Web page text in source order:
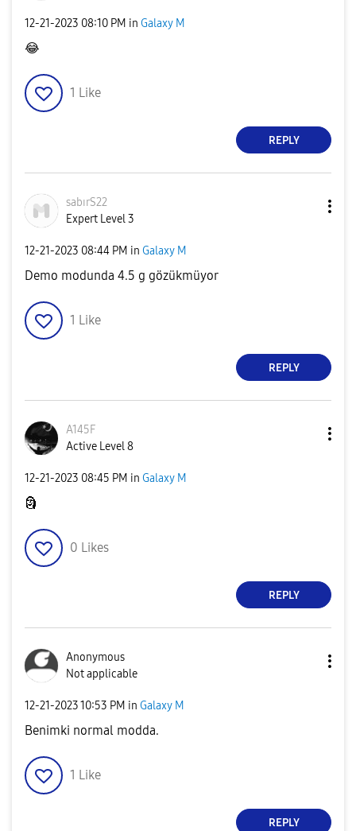
‎12-21-2023 08:10 PM in Galaxy M
😂
1 Like
REPLY
sabırS22
Expert Level 3
‎12-21-2023 08:44 PM in Galaxy M
Demo modunda 4.5 g gözükmüyor
1 Like
REPLY
A145F
Active Level 8
‎12-21-2023 08:45 PM in Galaxy M
🗿
0 Likes
REPLY
Anonymous
Not applicable
‎12-21-202310:53 PM in Galaxy M
Benimki normal modda.
1 Like
REPLY